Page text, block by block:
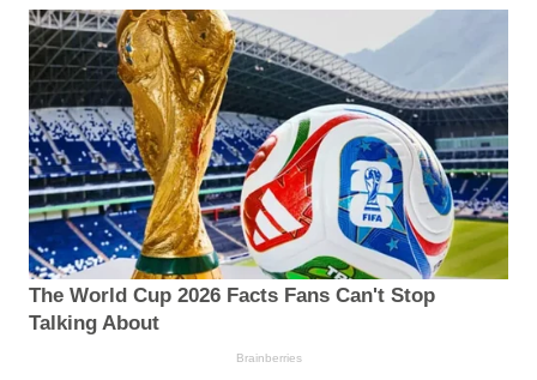
The World Cup 2026 Facts Fans Can't Stop
Talking About
Brainberries